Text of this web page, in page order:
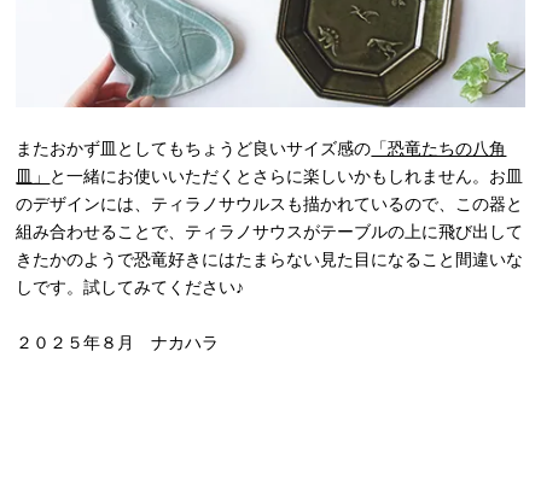
またおかず皿としてもちょうど良いサイズ感の 「恐竜たちの八角
皿」 と一緒にお使いいただくとさらに楽しいかもしれません。お皿
のデザインには、ティラノサウルスも描かれているので、この器と
組み合わせることで、ティラノサウスがテーブルの上に飛び出して
きたかのようで恐竜好きにはたまらない見た目になること間違いな
しです。試してみてください♪
２０２５年８月 ナカハラ